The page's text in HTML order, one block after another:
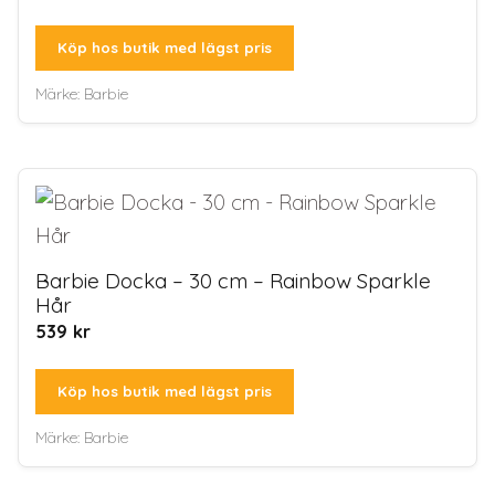
Köp hos butik med lägst pris
Märke: Barbie
Barbie Docka – 30 cm – Rainbow Sparkle
Hår
539 kr
Köp hos butik med lägst pris
Märke: Barbie